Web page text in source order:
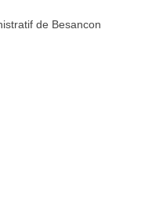
de Besancon